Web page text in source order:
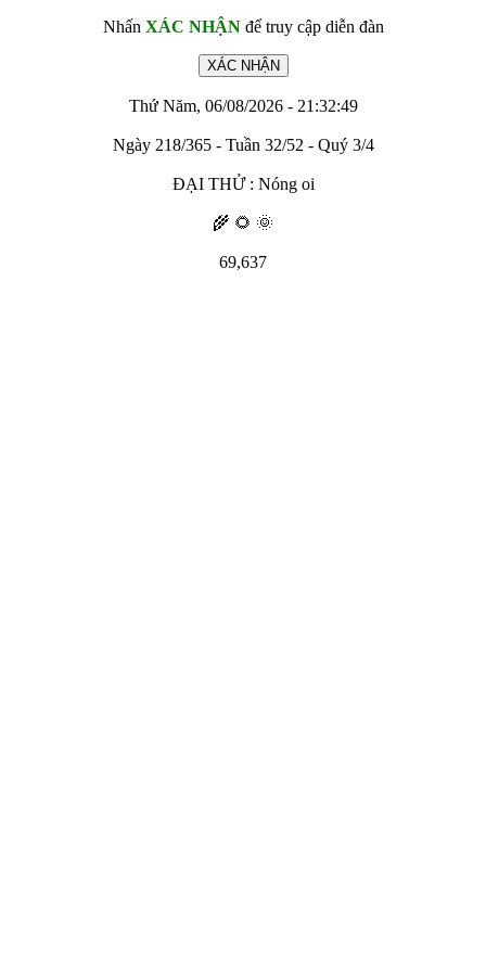
Nhấn XÁC NHẬNđể truy cập diễn đàn
Thứ Năm, 06/08/2026 - 21:32:49
Ngày 218/365 - Tuần 32/52 - Quý 3/4
ĐẠI THỬ : Nóng oi
🌾 🌻 🌞
69,637